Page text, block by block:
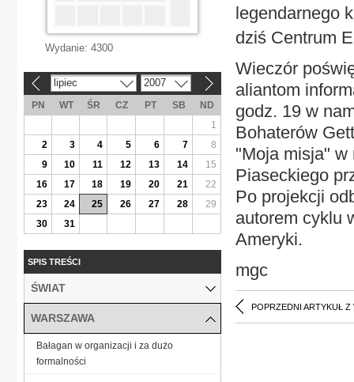
legendarnego
dziś Centrum
Wieczór
aliantom
godz. 19 w
Bohaterów
"Moja misja" w
Piaseckiego
Po projekcji
autorem cyklu
Ameryki.
mgc
POPRZEDNI ARTYKUŁ Z
Wydanie: 4300
lipiec 2007
PN WT ŚR CZ PT SB
ND
1
2
3 4 5 6 7
8
9
10 11 12 13 14
15
16
17 18 19 20 21
22
23
24 25 26 27 28
29
30
31
SPIS TREŚCI
ŚWIAT
WARSZAWA
Bałagan w organizacji i za dużo
formalności